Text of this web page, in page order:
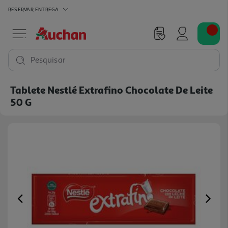
RESERVAR ENTREGA
Pesquisar
Tablete Nestlé Extrafino Chocolate De Leite
50 G
Previous